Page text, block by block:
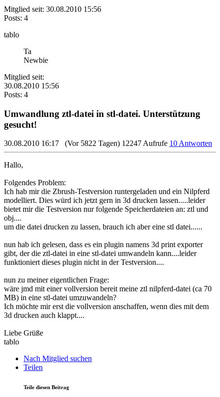
Mitglied seit: 30.08.2010 15:56
Posts: 4
tablo
Ta
Newbie
Mitglied seit:
30.08.2010 15:56
Posts: 4
Umwandlung ztl-datei in stl-datei. Unterstützung
gesucht!
30.08.2010 16:17 (Vor 5822 Tagen) 12247 Aufrufe 10 Antworten
Hallo,
Folgendes Problem:
Ich hab mir die Zbrush-Testversion runtergeladen und ein Nilpferd
modelliert. Dies würd ich jetzt gern in 3d drucken lassen.....leider
bietet mir die Testversion nur folgende Speicherdateien an: ztl und
obj....
um die datei drucken zu lassen, brauch ich aber eine stl datei......
nun hab ich gelesen, dass es ein plugin namens 3d print exporter
gibt, der die ztl-datei in eine stl-datei umwandeln kann....leider
funktioniert dieses plugin nicht in der Testversion....
nun zu meiner eigentlichen Frage:
wäre jmd mit einer vollversion bereit meine ztl nilpferd-datei (ca 70
MB) in eine stl-datei umzuwandeln?
Ich möchte mir erst die vollversion anschaffen, wenn dies mit dem
3d drucken auch klappt....
Liebe Grüße
tablo
Nach Mitglied suchen
Teilen
Teile diesen Beitrag